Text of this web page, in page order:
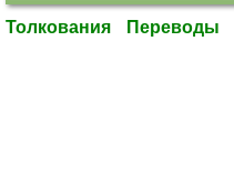
Толкования Переводы